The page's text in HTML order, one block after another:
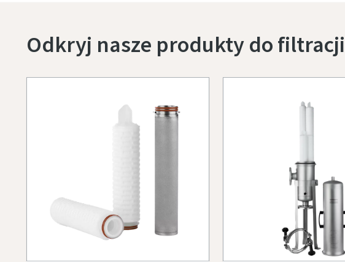
Odkryj nasze produkty do